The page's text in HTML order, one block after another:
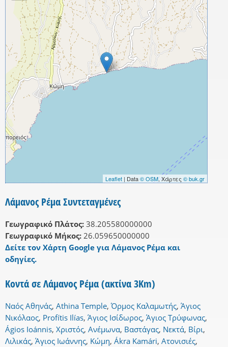
Leaflet | Data© OSM, Χάρτες © buk.gr
Λάμανος Ρέμα Συντεταγμένες
Γεωγραφικό Πλάτος: 38.205580000000
Γεωγραφικό Μήκος: 26.059650000000
Δείτε τον Χάρτη Google για Λάμανος Ρέμα και
οδηγίες.
Κοντά σε Λάμανος Ρέμα (ακτίνα 3Km)
Ναός Αθηνάς, Athina Temple,Όρμος Καλαμωτής, Άγιος
Νικόλαος, Profítis Ilías, Άγιος Ισίδωρος, Άγιος Τρύφωνας,
Ágios Ioánnis, Χριστός, Ανέμωνα, Βαστάγας, Νεκτά, Βίρι,
Λιλικάς, Άγιος Ιωάννης, Κώμη, Ákra Kamári, Ατονισιές,